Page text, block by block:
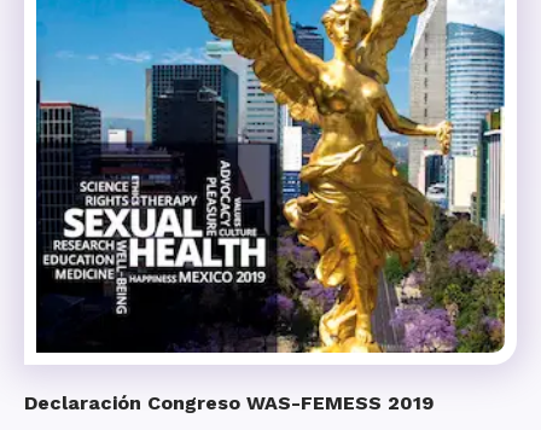
Declaración Congreso WAS-FEMESS 2019